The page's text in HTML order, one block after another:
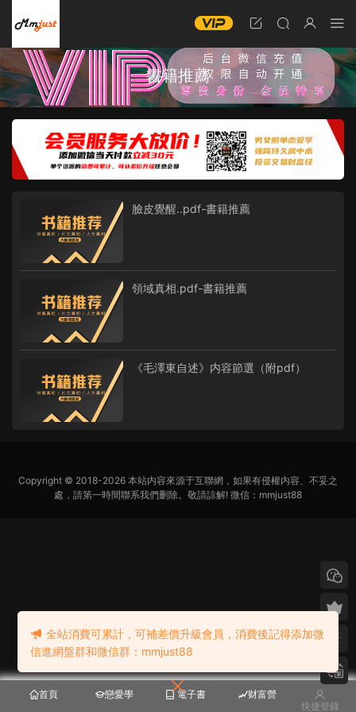
書籍推薦
臉皮覺醒..pdf-書籍推薦
領域真相.pdf-書籍推薦
《毛澤東自述》内容節選（附pdf）
首頁 戀愛學 電子書
财富營
快捷登錄
Copyright © 2018-2026 本站内容來源于互聯網，如果有侵權内容、不妥之
處，請第一時間聯系我們删除。敬請諒解! 微信：mmjust88
全站消費可累計，可補差價升級會員，消費後記得添加微
信進網盤群和微信群：mmjust88